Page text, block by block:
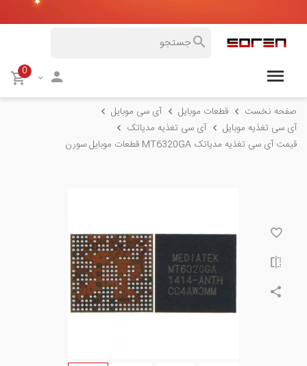
0
صفحه نخست قطعات موبایل
آی سی موبایل
آی سی تغذیه موبایل
آی سی تغذیه مدیاتک
قیمت آی سی تغذیه مدیاتک MT6320GA قطعات موبایل سورن